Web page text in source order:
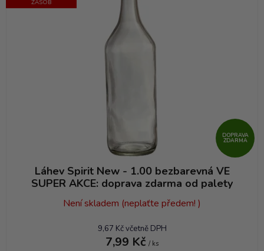
í
ZÁSOB
DOPRAVA
ZDARMA
Láhev Spirit New - 1.00 bezbarevná VE
SUPER AKCE: doprava zdarma od palety
Není skladem (neplaťte předem! )
9,67 Kč včetně DPH
7,99 Kč / ks